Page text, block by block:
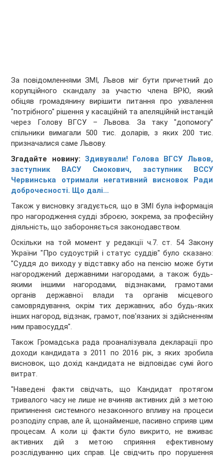
За повідомленнями ЗМІ, Львов міг бути причетний до
корупційного скандалу за участю члена ВРЮ, який
обіцяв громадянину вирішити питання про ухвалення
"потрібного" рішення у касаційній та апеляційній інстанцій
через Голову ВГСУ – Львова. За таку "допомогу"
спільники вимагали 500 тис. доларів, з яких 200 тис.
призначалися саме Львову.
Згадайте новину: Здивували! Голова ВГСУ Львов,
заступник ВАСУ Смокович, заступник ВССУ
Червинська отримали негативний висновок Ради
доброчесності. Що далі…
Також у висновку згадується, що в ЗМІ була інформація
про нагородження судді зброєю, зокрема, за професійну
діяльність, що забороняється законодавством.
Оскільки на той момент у редакції ч.7. ст. 54 Закону
України "Про судоустрій і статус суддів" було сказано:
"Суддя до виходу у відставку або на пенсію може бути
нагороджений державними нагородами, а також будь-
якими іншими нагородами, відзнаками, грамотами
органів державної влади та органів місцевого
самоврядування, окрім тих державних, або будь-яких
інших нагород, відзнак, грамот, пов'язаних зі здійсненням
ним правосуддя".
Також Громадська рада проаналізувала декларації про
доходи кандидата з 2011 по 2016 рік, з яких зробила
висновок, що дохід кандидата не відповідає сумі його
витрат.
"Наведені факти свідчать, що Кандидат протягом
тривалого часу не лише не вчиняв активних дій з метою
припинення системного незаконного впливу на процеси
розподілу справ, але й, щонайменше, пасивно сприяв цим
процесам. А коли ці факти було викрито, не вживає
активних дій з метою сприяння ефективному
розслідуванню цих справ. Це свідчить про порушення